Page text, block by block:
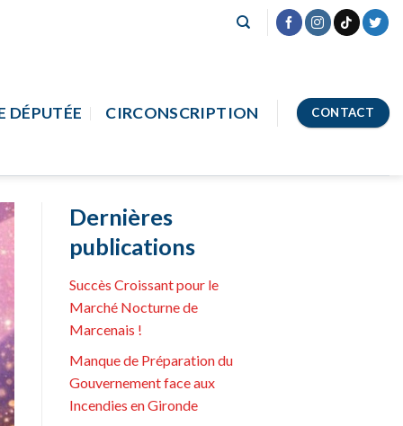
DÉPUTÉE CIRCONSCRIPTION CONTACT
Dernières
publications
Succès Croissant pour le
Marché Nocturne de
Marcenais !
Manque de Préparation du
Gouvernement face aux
Incendies en Gironde